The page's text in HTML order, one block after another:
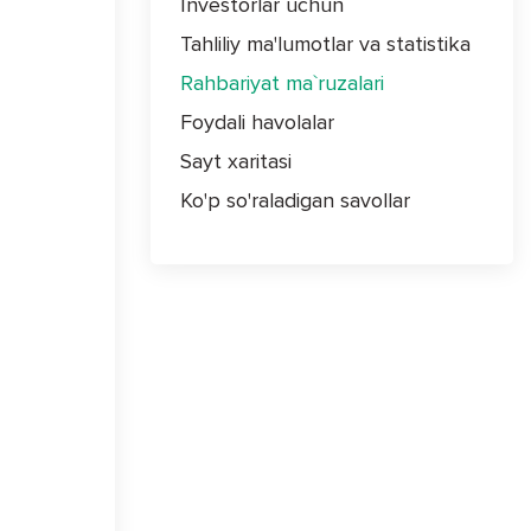
Tahliliy ma'lumotlar va statistika
Rahbariyat ma`ruzalari
Foydali havolalar
Sayt xaritasi
Ko'p so'raladigan savollar